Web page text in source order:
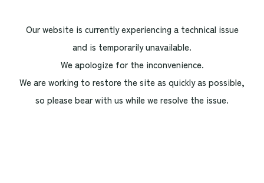
Our website is currently experiencing a technical issue
and is temporarily unavailable.
We apologize for the inconvenience.
We are working to restore the site as quickly as possible,
so please bear with us while we resolve the issue.